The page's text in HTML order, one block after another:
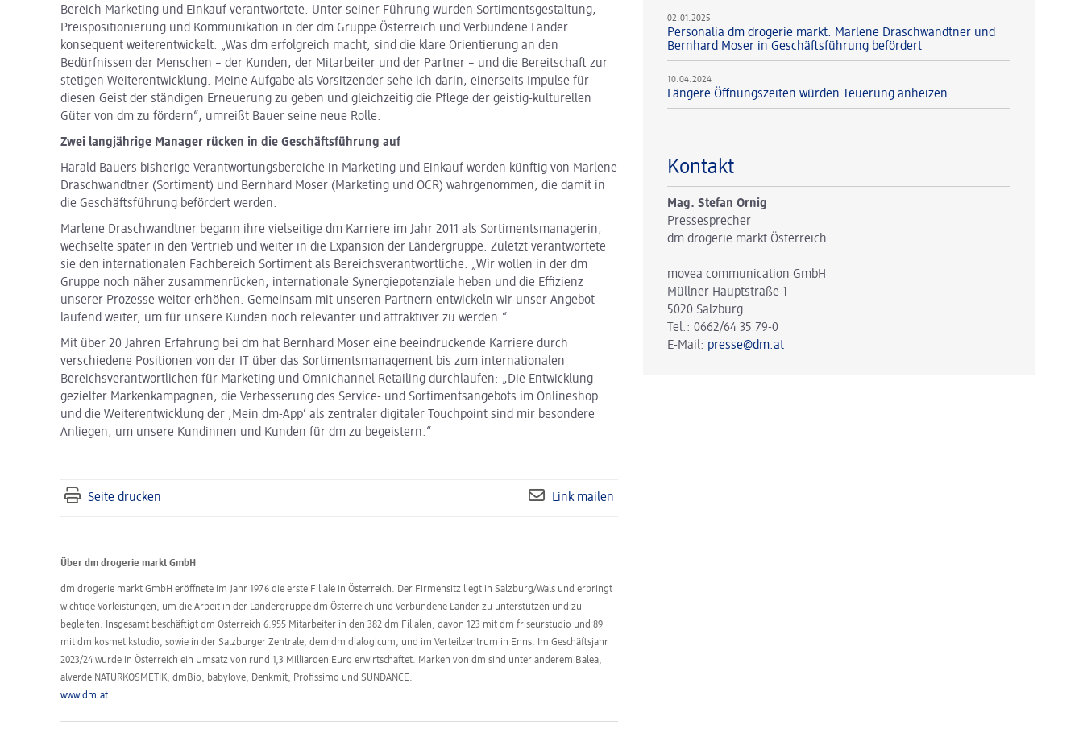
Bereich Marketing und Einkauf verantwortete. Unter seiner Führung wurden Sortimentsgestaltung,
Preispositionierung und Kommunikation in der dm Gruppe Österreich und Verbundene Länder
konsequent weiterentwickelt. „Was dm erfolgreich macht, sind die klare Orientierung an den
Bedürfnissen der Menschen – der Kunden, der Mitarbeiter und der Partner – und die Bereitschaft zur
stetigen Weiterentwicklung. Meine Aufgabe als Vorsitzender sehe ich darin, einerseits Impulse für
diesen Geist der ständigen Erneuerung zu geben und gleichzeitig die Pflege der geistig-kulturellen
Güter von dm zu fördern“, umreißt Bauer seine neue Rolle.
Zwei langjährige Manager rücken in die Geschäftsführung auf
Harald Bauers bisherige Verantwortungsbereiche in Marketing und Einkauf werden künftig von Marlene
Draschwandtner (Sortiment) und Bernhard Moser (Marketing und OCR) wahrgenommen, die damit in
die Geschäftsführung befördert werden.
Marlene Draschwandtner begann ihre vielseitige dm Karriere im Jahr 2011 als Sortimentsmanagerin,
wechselte später in den Vertrieb und weiter in die Expansion der Ländergruppe. Zuletzt verantwortete
sie den internationalen Fachbereich Sortiment als Bereichsverantwortliche: „Wir wollen in der dm
Gruppe noch näher zusammenrücken, internationale Synergiepotenziale heben und die Effizienz
unserer Prozesse weiter erhöhen. Gemeinsam mit unseren Partnern entwickeln wir unser Angebot
laufend weiter, um für unsere Kunden noch relevanter und attraktiver zu werden.“
Mit über 20 Jahren Erfahrung bei dm hat Bernhard Moser eine beeindruckende Karriere durch
verschiedene Positionen von der IT über das Sortimentsmanagement bis zum internationalen
Bereichsverantwortlichen für Marketing und Omnichannel Retailing durchlaufen: „Die Entwicklung
gezielter Markenkampagnen, die Verbesserung des Service- und Sortimentsangebots im Onlineshop
und die Weiterentwicklung der ,Mein dm-App‘ als zentraler digitaler Touchpoint sind mir besondere
Anliegen, um unsere Kundinnen und Kunden für dm zu begeistern.“
Seite drucken Link mailen
Über dm drogerie markt GmbH
dm drogerie markt GmbH eröffnete im Jahr 1976 die erste Filiale in Österreich. Der Firmensitz liegt in Salzburg/Wals und erbringt
wichtige Vorleistungen, um die Arbeit in der Ländergruppe dm Österreich und Verbundene Länder zu unterstützen und zu
begleiten. Insgesamt beschäftigt dm Österreich 6.955 Mitarbeiter in den 382 dm Filialen, davon 123 mit dm friseurstudio und 89
mit dm kosmetikstudio, sowie in der Salzburger Zentrale, dem dm dialogicum, und im Verteilzentrum in Enns. Im Geschäftsjahr
2023/24 wurde in Österreich ein Umsatz von rund 1,3 Milliarden Euro erwirtschaftet. Marken von dm sind unter anderem Balea,
alverde NATURKOSMETIK, dmBio, babylove, Denkmit, Profissimo und SUNDANCE.
www.dm.at
02.01.2025
Personalia dm drogerie markt: Marlene Draschwandtner und
Bernhard Moser in Geschäftsführung befördert
10.04.2024
Längere Öffnungszeiten würden Teuerung anheizen
Kontakt
Mag. Stefan Ornig
Pressesprecher
dm drogerie markt Österreich
movea communication GmbH
Müllner Hauptstraße 1
5020 Salzburg
Tel.: 0662/64 35 79-0
E-Mail: presse@dm.at